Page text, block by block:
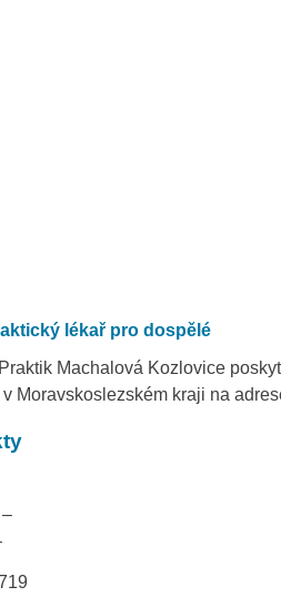
lékař pro dospělé
Machalová Kozlovice
Moravskoslezském kraji na
–